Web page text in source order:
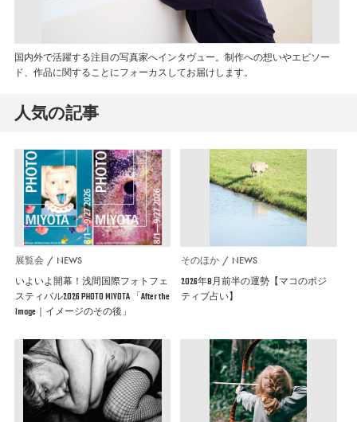
国内外で活躍する注目の写真家へインタヴュー。制作への想いやエピソー
ド、作品に関することにフォーカスしてお届けします。
人気の記事
展覧会 NEWS
いよいよ開幕！浅間国際フォトフェ
スティバル2026 PHOTO MIYOTA 「After the
Image｜イメージのその後」
そのほか NEWS
2026年8月前半の運勢【マコのポジ
ティブ占い】